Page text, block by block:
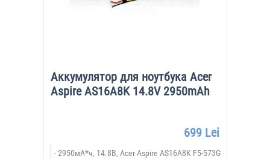
Аккумулятор для ноутбука Acer
Aspire AS16A8K 14.8V 2950mAh
699 Lei
2950мА*ч, 14.8В, Acer Aspire AS16A8K F5-573G